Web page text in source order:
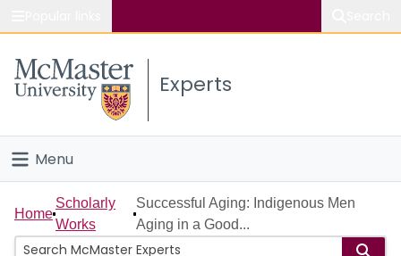
Study
Connect
Experts
Menu
Home
People
Home
Scholarly
Works
Successful Aging: Indigenous Men
Aging in a Good...